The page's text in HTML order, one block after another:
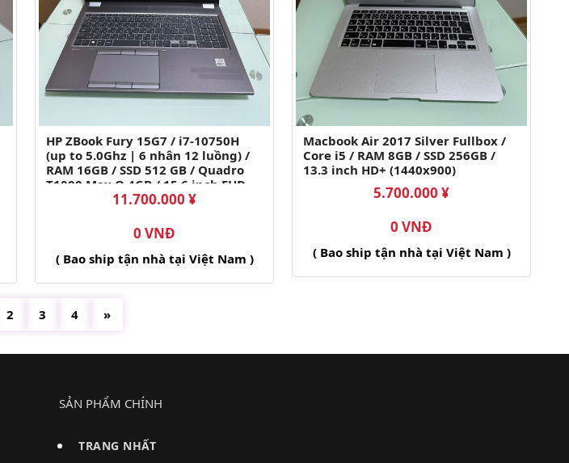
HP ZBook Fury 15G7 / i7-10750H
(up to 5.0Ghz | 6 nhân 12 luồng) /
RAM 16GB / SSD 512 GB / Quadro
T1000 Max Q 4GB / 15.6 inch FHD
IPS (1920x1080)11.700.000 ¥
0 VNĐ
( Bao ship tận nhà tại Việt Nam )
Macbook Air 2017 Silver Fullbox /
Core i5 / RAM 8GB / SSD 256GB /
13.3 inch HD+ (1440x900)
5.700.000 ¥
0 VNĐ
( Bao ship tận nhà tại Việt Nam )
2 3 4 »
SẢN PHẨM CHÍNH
TRANG NHẤT